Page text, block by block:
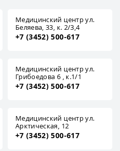
Медицинский центр ул.
Беляева, 33, к. 2/3,4
+7 (3452) 500-617
Медицинский центр ул.
Грибоедова 6 , к.1/1
+7 (3452) 500-617
Медицинский центр ул.
Арктическая, 12
+7 (3452) 500-617